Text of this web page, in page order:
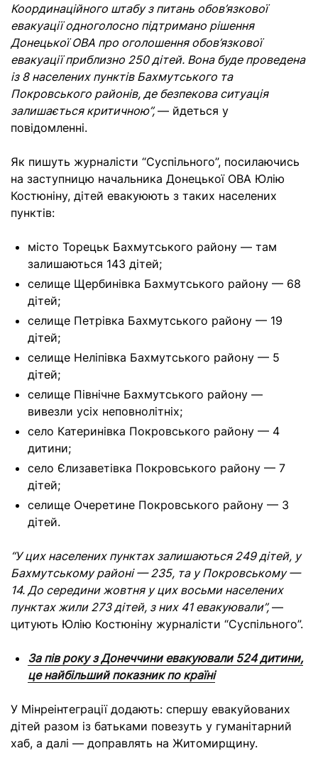
Координаційного штабу з питань обов’язкової
евакуації одноголосно підтримано рішення
Донецької ОВА про оголошення обов’язкової
евакуації приблизно 250 дітей. Вона буде проведена
із 8 населених пунктів Бахмутського та
Покровського районів, де безпекова ситуація
залишається критичною”, — йдеться у
повідомленні.
Як пишуть журналісти “Суспільного”, посилаючись
на заступницю начальника Донецької ОВА Юлію
Костюніну, дітей евакуюють з таких населених
пунктів:
місто Торецьк Бахмутського району — там
залишаються 143 дітей;
селище Щербинівка Бахмутського району — 68
дітей;
селище Петрівка Бахмутського району — 19
дітей;
селище Неліпівка Бахмутського району — 5
дітей;
селище Північне Бахмутського району —
вивезли усіх неповнолітніх;
село Катеринівка Покровського району — 4
дитини;
село Єлизаветівка Покровського району — 7
дітей;
селище Очеретине Покровського району — 3
дітей.
“У цих населених пунктах залишаються 249 дітей, у
Бахмутському районі — 235, та у Покровському —
14. До середини жовтня у цих восьми населених
пунктах жили 273 дітей, з них 41 евакуювали”, —
цитують Юлію Костюніну журналісти “Суспільного”.
За пів року з Донеччини евакуювали 524 дитини,
це найбільший показник по країні
У Мінреінтеграції додають: спершу евакуйованих
дітей разом із батьками повезуть у гуманітарний
хаб, а далі — доправлять на Житомирщину.